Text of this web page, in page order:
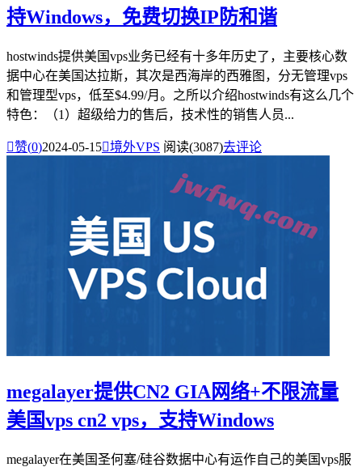
持Windows，免费切换IP防和谐
hostwinds提供美国vps业务已经有十多年历史了，主要核心数
据中心在美国达拉斯，其次是西海岸的西雅图，分无管理vps
和管理型vps，低至$4.99/月。之所以介绍hostwinds有这么几个
特色：（1）超级给力的售后，技术性的销售人员...
赞(0)2024-05-15境外VPS 阅读(3087)去评论
megalayer提供CN2 GIA网络+不限流量
美国vps cn2 vps，支持Windows
megalayer在美国圣何塞/硅谷数据中心有运作自己的美国vps服